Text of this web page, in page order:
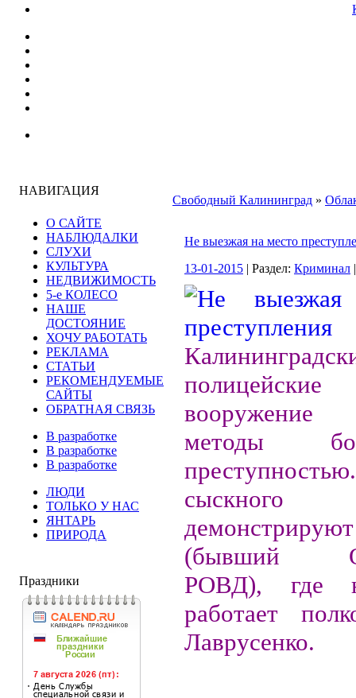
НАВИГАЦИЯ
О САЙТЕ
НАБЛЮДАЛКИ
СЛУХИ
КУЛЬТУРА
НЕДВИЖИМОСТЬ
5-е КОЛЕСО
НАШЕ
ДОСТОЯНИЕ
ХОЧУ РАБОТАТЬ
РЕКЛАМА
СТАТЬИ
РЕКОМЕНДУЕМЫЕ
САЙТЫ
ОБРАТНАЯ СВЯЗЬ
В разработке
В разработке
В разработке
ЛЮДИ
ТОЛЬКО У НАС
ЯНТАРЬ
ПРИРОДА
Праздники
Свободный Калининград »
Не выезжая на место
13-01-2015 | Раздел: Криминал
методы
(бывший
РОВД), где
работает
Лаврусенко.